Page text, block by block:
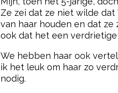
Ze zei dat ze niet wilde dat
van haar houden en dat
ook dat het een
We hebben haar ook
ik het leuk om haar zo
nodig.